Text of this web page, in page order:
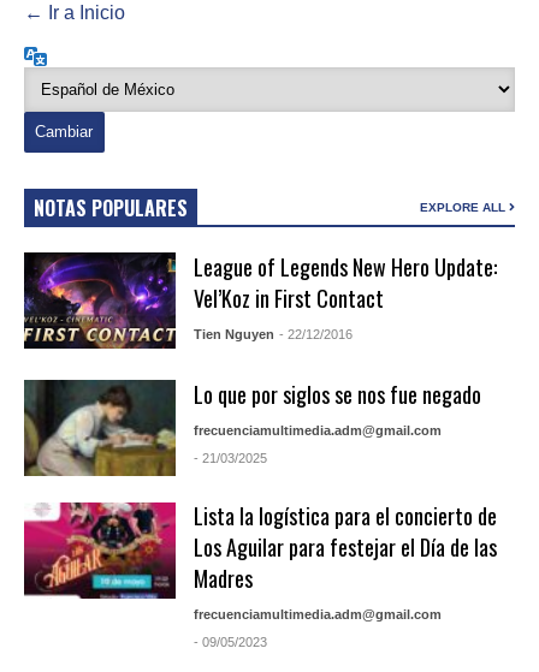
← Ir a Inicio
NOTAS POPULARES EXPLORE ALL
League of Legends New Hero Update:
Vel’Koz in First Contact
Tien Nguyen - 22/12/2016
Lo que por siglos se nos fue negado
frecuenciamultimedia.adm@gmail.com
- 21/03/2025
Lista la logística para el concierto de
Los Aguilar para festejar el Día de las
Madres
frecuenciamultimedia.adm@gmail.com
- 09/05/2023